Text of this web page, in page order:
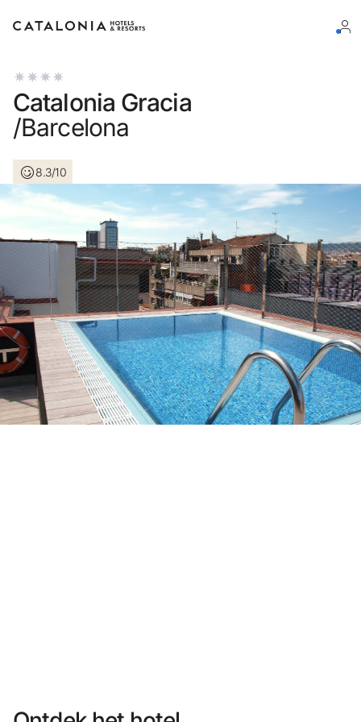
Log in op je account
Log in
Wachtwoord vergeten?
of gebruik een van deze opties
Aanmelden met Google
Sessie beginnen met enkel e-mailadres
Heb je nog geen account?
Een account aanmaken
Catalonia Gracia
/Barcelona
8.3/10